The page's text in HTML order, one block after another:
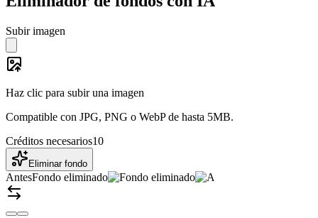
Subir imagen
Haz clic para subir una imagen
Compatible con JPG, PNG o WebP de hasta 5MB.
Créditos necesarios10
Eliminar fondo
AntesFondo eliminado